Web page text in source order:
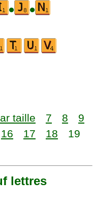
• •
taille 7 8
9
16 17 18
19
lettres